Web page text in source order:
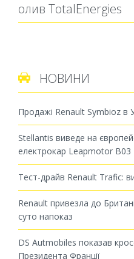
олив TotalEnergies
 НОВИНИ
Продажі Renault Symbioz в
Stellantis виведе на
електрокар Leapmotor B03
Тест-драйв Renault Trafic:
Renault привезла до
суто напоказ
DS Autmobiles показав
Президента Франції